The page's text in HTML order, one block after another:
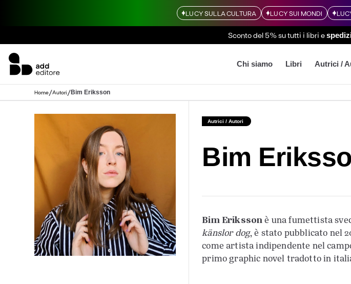
LUCY SULLA CULTURA LUCY SUI MONDI
Sconto del 5% su tutti i libri e
Chi siamo Libri Autrici /
Home/Autori/Bim Eriksson
Autrici / Autori
Bim
Bim Erikssonè una fumettista
känslor dog, è stato pubblicato nel
come artista indipendente nel
primo graphic novel tradotto in